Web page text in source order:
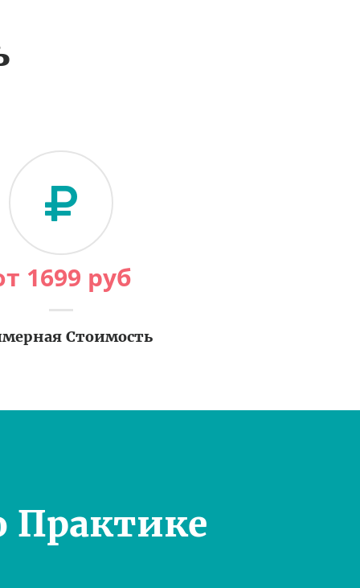
1699 руб
Стоимость
Практике